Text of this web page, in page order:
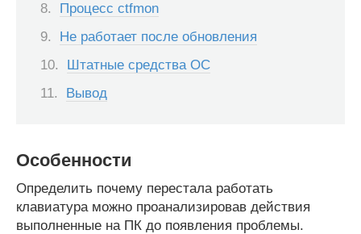
Процесс ctfmon
Не работает после обновления
Штатные средства ОС
Вывод
Особенности
Определить почему перестала работать
клавиатура можно проанализировав действия
выполненные на ПК до появления проблемы.